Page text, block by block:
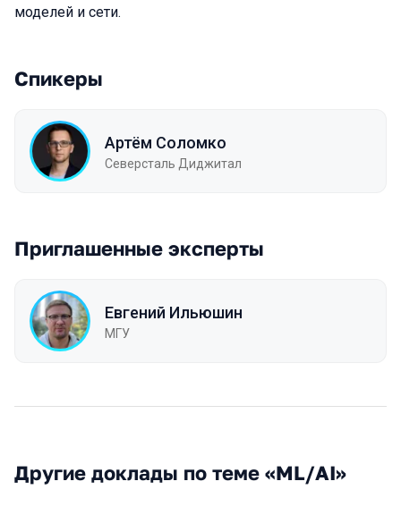
моделей и сети.
Спикеры
Артём Соломко
Северсталь Диджитал
Приглашенные эксперты
Евгений Ильюшин
МГУ
Другие доклады по теме «ML/AI»